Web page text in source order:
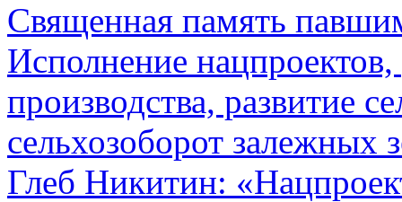
Священная память
Исполнение
производства, развитие
сельхозоборот залежных
Глеб Никитин: